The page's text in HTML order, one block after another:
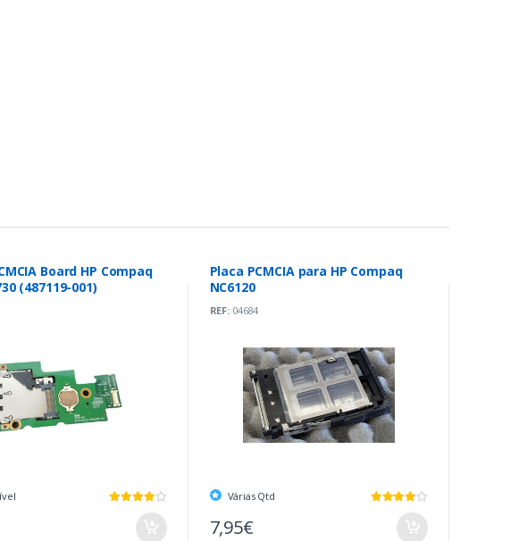
Board HP Compaq
(487119-001)
Placa PCMCIA para HP Compaq
NC6120
REF:04684
Várias Qtd
7,95€